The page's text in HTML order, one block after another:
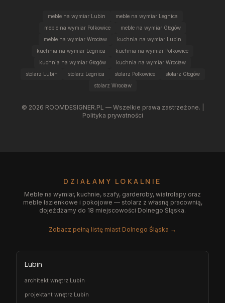
meble na wymiar Lubin
meble na wymiar Legnica
meble na wymiar Polkowice
meble na wymiar Głogów
meble na wymiar Wrocław
kuchnia na wymiar Lubin
kuchnia na wymiar Legnica
kuchnia na wymiar Polkowice
kuchnia na wymiar Głogów
kuchnia na wymiar Wrocław
stolarz Lubin
stolarz Legnica stolarz Polkowice
stolarz Głogów
stolarz Wrocław
© 2026 ROOMDESIGNER.PL — Wszelkie prawa zastrzeżone. |
Polityka prywatności
DZIAŁAMY LOKALNIE
Meble na wymiar, kuchnie, szafy, garderoby, wiatrołapy oraz
meble łazienkowe i pokojowe — stolarz z własną pracownią,
dojeżdżamy do 18 miejscowości Dolnego Śląska.
Zobacz pełną listę miast Dolnego Śląska →
Lubin
architekt wnętrz Lubin
projektant wnętrz Lubin